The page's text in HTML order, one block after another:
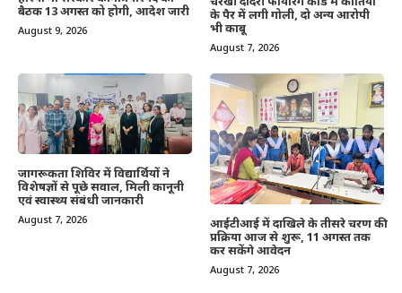
बैठक 13 अगस्त को होगी, आदेश जारी
August 9, 2026
के पैर में लगी गोली, दो अन्य आरोपी
भी काबू
August 7, 2026
जागरूकता शिविर में विद्यार्थियों ने
विशेषज्ञों से पूछे सवाल, मिली कानूनी
एवं स्वास्थ्य संबंधी जानकारी
August 7, 2026
आईटीआई में दाखिले के तीसरे चरण की
प्रक्रिया आज से शुरू, 11 अगस्त तक
कर सकेंगे आवेदन
August 7, 2026